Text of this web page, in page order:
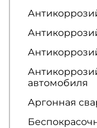
автомобиля
Аргонная